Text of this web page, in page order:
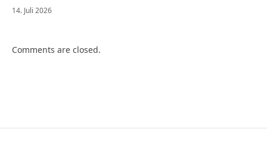
14. Juli 2026
Comments are closed.